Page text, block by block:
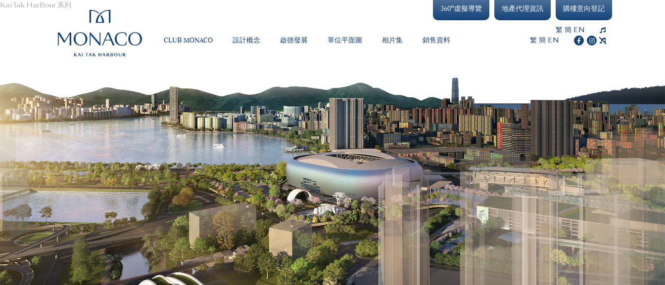
CLUB MONACO 設計概念 啟德發展 單位平面圖 相片集 銷售資料 繁 簡 EN
360°虛擬導覽 地產代理資訊 購樓意向登記
繁 簡 EN
Kai Tak HarBour 系列